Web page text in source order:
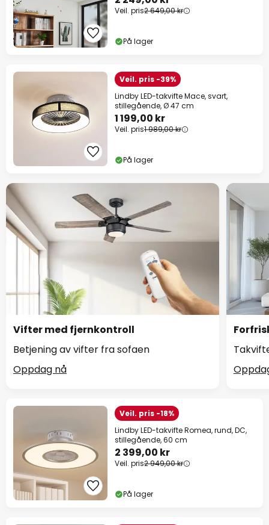
Veil. pris2 649,00 kr
På lager
Veil. pris -39%
Lindby LED-takvifte Mace, svart,
stillegående, Ø 47 cm
1 199,00 kr
Veil. pris1 989,00 kr
På lager
Vifter med fjernkontroll
Betjening av vifter fra sofaen
Oppdag nå
Veil. pris -18%
Lindby LED-takvifte Romea, rund, DC,
stillegående, 60 cm
2 399,00 kr
Veil. pris2 949,00 kr
På lager